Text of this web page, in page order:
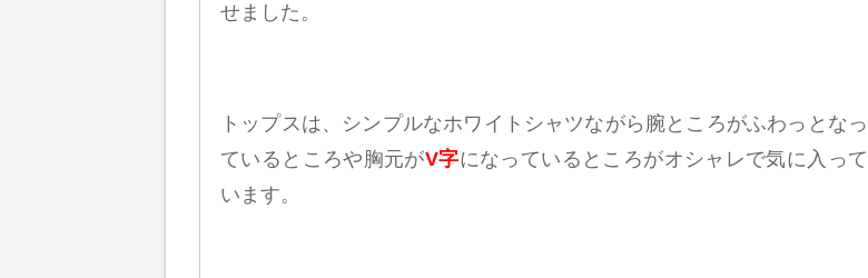
せました。
トップスは、シンプルなホワイトシャツながら腕ところがふわっとなっ
ているところや胸元がV字になっているところがオシャレで気に入って
います。